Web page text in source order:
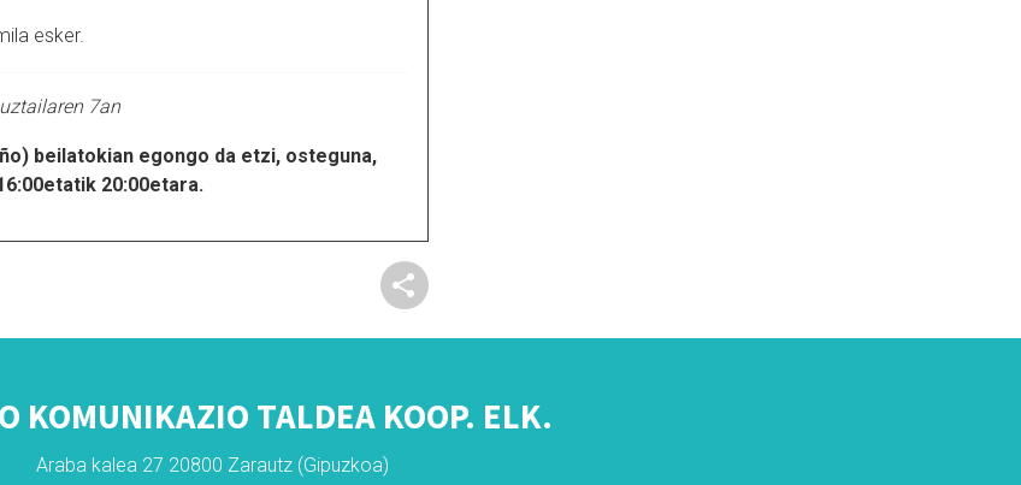
esker.
7an
beilatokian egongo da etzi, osteguna,
20:00etara.
KOMUNIKAZIO TALDEA KOOP. ELK.
Araba kalea 27 20800 Zarautz (Gipuzkoa)